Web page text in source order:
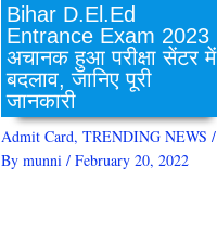
Bihar D.El.Ed
Entrance Exam 2023
अचानक हुआ परीक्षा सेंटर में
बदलाव, जानिए पूरी
जानकारी
Admit Card, TRENDING NEWS /
By munni / February 20, 2022